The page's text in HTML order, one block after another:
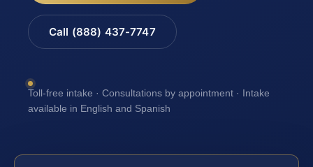
Call (888) 437-7747
Toll-free intake · Consultations by appointment · Intake
available in English and Spanish